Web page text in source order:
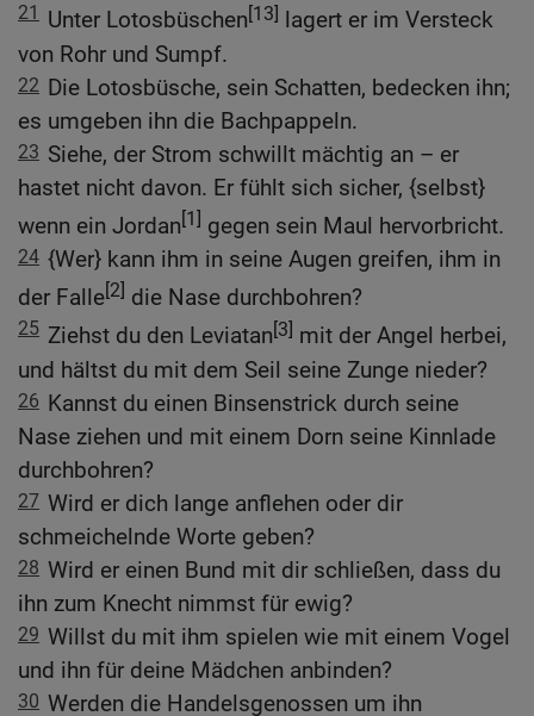
21 Unter Lotosbüschen[13] lagert er im Versteck
von Rohr und Sumpf.
22 Die Lotosbüsche, sein Schatten, bedecken ihn;
es umgeben ihn die Bachpappeln.
23 Siehe, der Strom schwillt mächtig an – er
hastet nicht davon. Er fühlt sich sicher, {selbst}
wenn ein Jordan[1] gegen sein Maul hervorbricht.
24 {Wer} kann ihm in seine Augen greifen, ihm in
der Falle[2] die Nase durchbohren?
25 Ziehst du den Leviatan[3] mit der Angel herbei,
und hältst du mit dem Seil seine Zunge nieder?
26 Kannst du einen Binsenstrick durch seine
Nase ziehen und mit einem Dorn seine Kinnlade
durchbohren?
27 Wird er dich lange anflehen oder dir
schmeichelnde Worte geben?
28 Wird er einen Bund mit dir schließen, dass du
ihn zum Knecht nimmst für ewig?
29 Willst du mit ihm spielen wie mit einem Vogel
und ihn für deine Mädchen anbinden?
30 Werden die Handelsgenossen um ihn